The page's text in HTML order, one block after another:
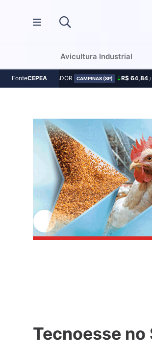
Avicultura Industrial
FonteCEPEA
MILHO - INDICADOR CAMPINAS (SP) R$ 64,84 /
Tecnoesse